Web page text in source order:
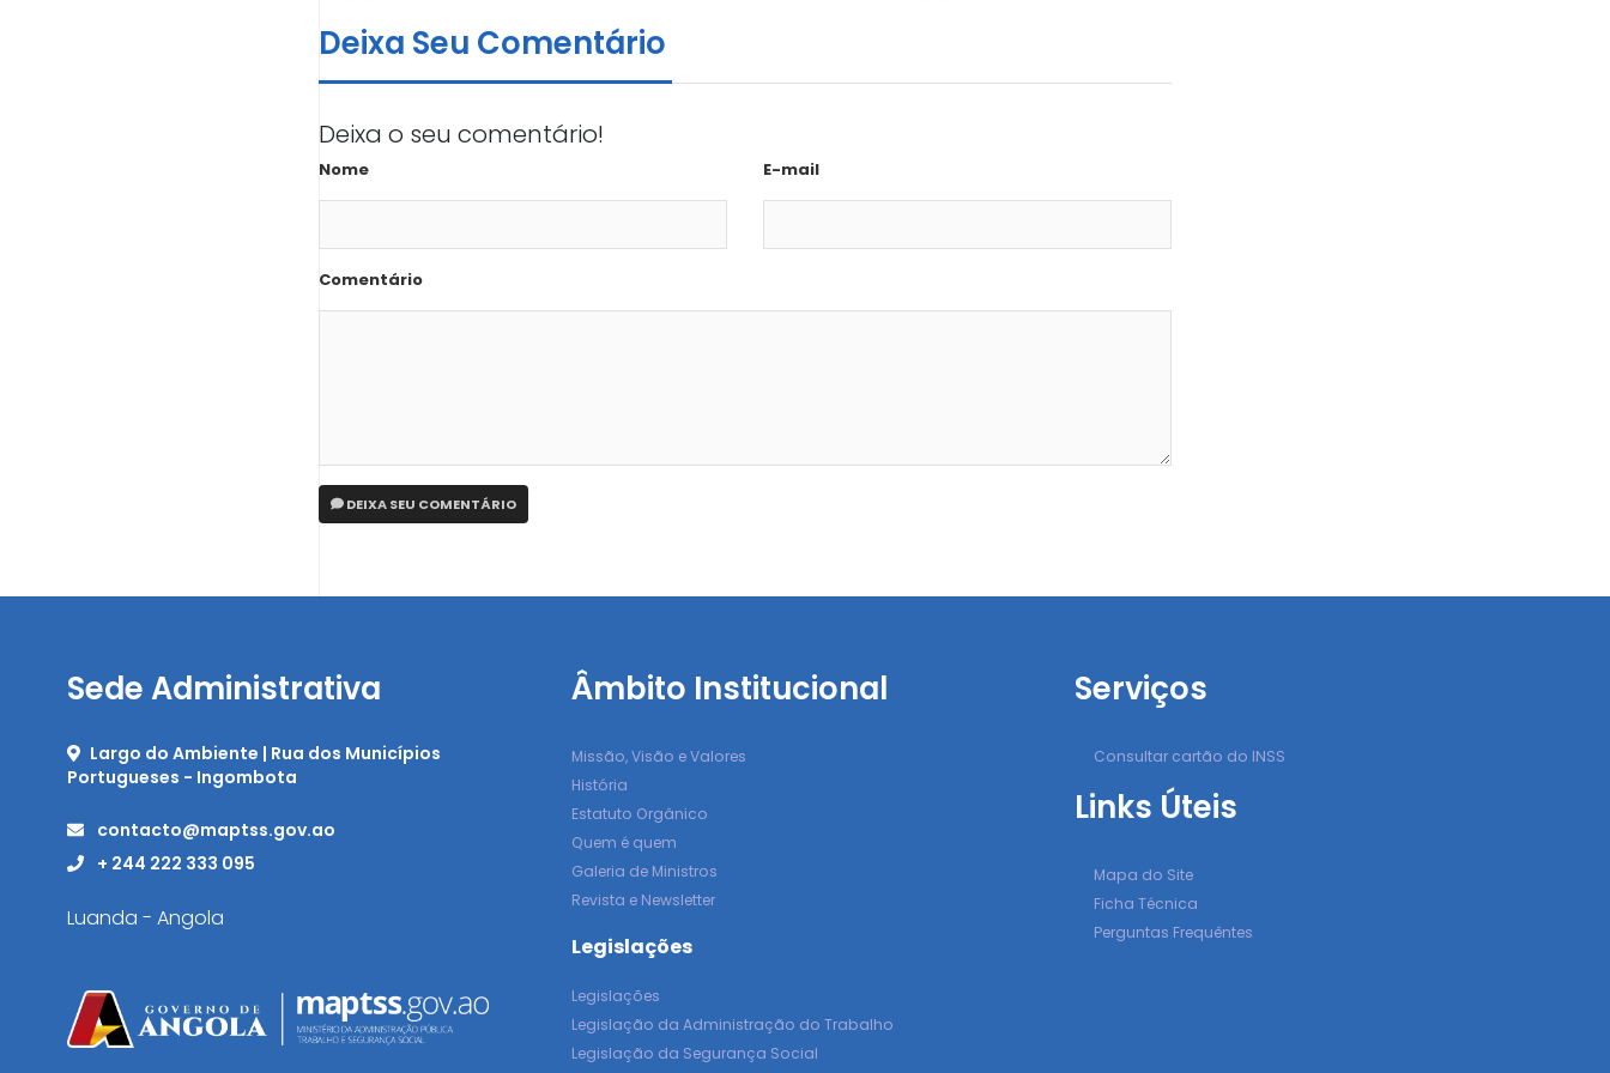
Deixa Seu Comentário
Deixa o seu comentário!
Nome E-mail
Comentário
DEIXA SEU COMENTÁRIO
Sede Administrativa
Largo do Ambiente | Rua dos Municípios
Portugueses - Ingombota
contacto@maptss.gov.ao
+ 244 222 333 095
Luanda - Angola
Âmbito Institucional
Missão, Visão e Valores
História
Estatuto Orgânico
Quem é quem
Galeria de Ministros
Revista e Newsletter
Legislações
Legislações
Legislação da Administração do Trabalho
Legislação da Segurança Social
Serviços
Consultar cartão do INSS
Links Úteis
Mapa do Site
Ficha Técnica
Perguntas Frequêntes